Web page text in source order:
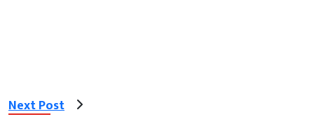
Next Post